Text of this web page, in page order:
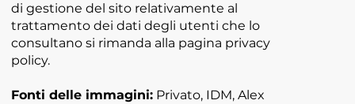
di gestione del sito relativamente al
trattamento dei dati degli utenti che lo
consultano si rimanda alla pagina privacy
policy.
Fonti delle immagini: Privato, IDM, Alex